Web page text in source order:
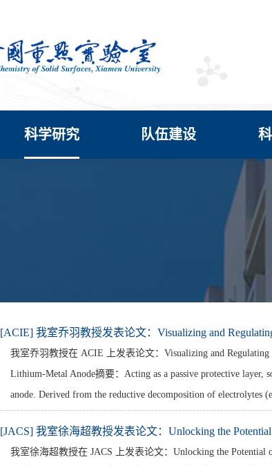
科学研究 队伍建设
[ACIE] 我室乔羽教授发表论文：Visualizing and
我室乔羽教授在 ACIE 上发表论文：Visualizing and
Lithium-Metal Anode摘要：Acting as a passive protective
anode. Derived from the reductive decomposition of electrolytes
[JACS] 我室徐海超教授发表论文：Unlocking the Potential
我室徐海超教授在 JACS 上发表论文：Unlocking the Potential